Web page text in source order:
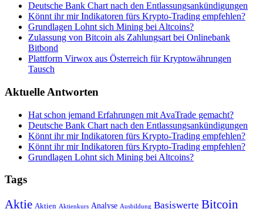
Deutsche Bank Chart nach den Entlassungsankündigungen
Könnt ihr mir Indikatoren fürs Krypto-Trading empfehlen?
Grundlagen Lohnt sich Mining bei Altcoins?
Zulassung von Bitcoin als Zahlungsart bei Onlinebank
Bitbond
Plattform Virwox aus Österreich für Kryptowährungen
Tausch
Aktuelle Antworten
Hat schon jemand Erfahrungen mit AvaTrade gemacht?
Deutsche Bank Chart nach den Entlassungsankündigungen
Könnt ihr mir Indikatoren fürs Krypto-Trading empfehlen?
Könnt ihr mir Indikatoren fürs Krypto-Trading empfehlen?
Grundlagen Lohnt sich Mining bei Altcoins?
Tags
Aktie Aktien Aktienkurs Analyse Ausbildung Basiswerte Bitcoin